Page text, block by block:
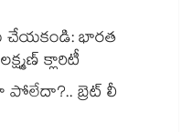
చేయకండి: భారత
క్లారిటీ
బ్రెట్ లీ